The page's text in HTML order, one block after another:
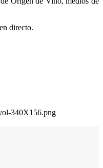
directo.
340X156.png